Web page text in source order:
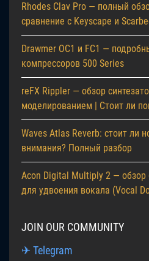
Rhodes Clav Pro — полный
сравнение с Keyscape и
Drawmer OC1 и FC1 —
компрессоров 500 Series
reFX Rippler — обзор
моделированием | Стоит ли
Waves Atlas Reverb: стоит ли
внимания? Полный разбор
Acon Digital Multiply 2 — обзор
для удвоения вокала (Vocal
JOIN OUR COMMUNITY
✈ Telegram